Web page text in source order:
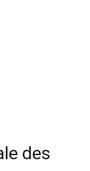
des